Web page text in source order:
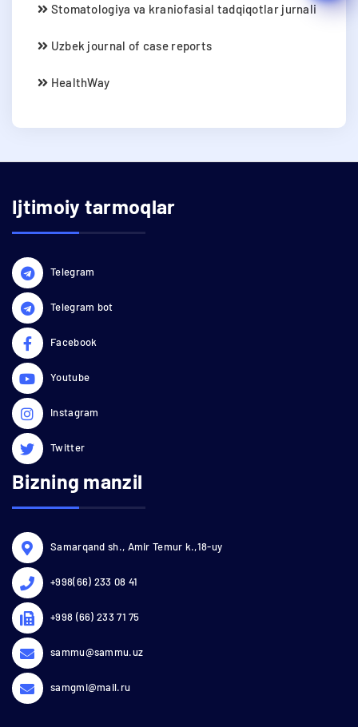
Stomatologiya va kraniofasial tadqiqotlar jurnali
Uzbek journal of case reports
HealthWay
Ijtimoiy tarmoqlar
Telegram
Telegram bot
Facebook
Youtube
Instagram
Twitter
Bizning manzil
Samarqand sh., Amir Temur k.,18-uy
+998(66) 233 08 41
+998 (66) 233 71 75
sammu@sammu.uz
samgmi@mail.ru